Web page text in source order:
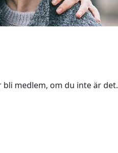
medlem, om du inte är det.